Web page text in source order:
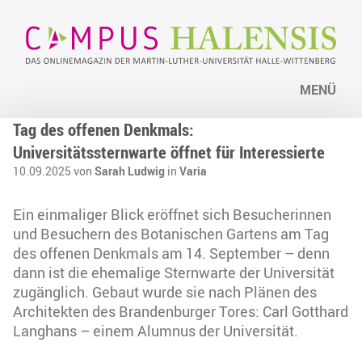
MENÜ
Tag des offenen Denkmals:
Universitätssternwarte öffnet für Interessierte
10.09.2025 von Sarah Ludwig in Varia
Ein einmaliger Blick eröffnet sich Besucherinnen
und Besuchern des Botanischen Gartens am Tag
des offenen Denkmals am 14. September – denn
dann ist die ehemalige Sternwarte der Universität
zugänglich. Gebaut wurde sie nach Plänen des
Architekten des Brandenburger Tores: Carl Gotthard
Langhans – einem Alumnus der Universität.